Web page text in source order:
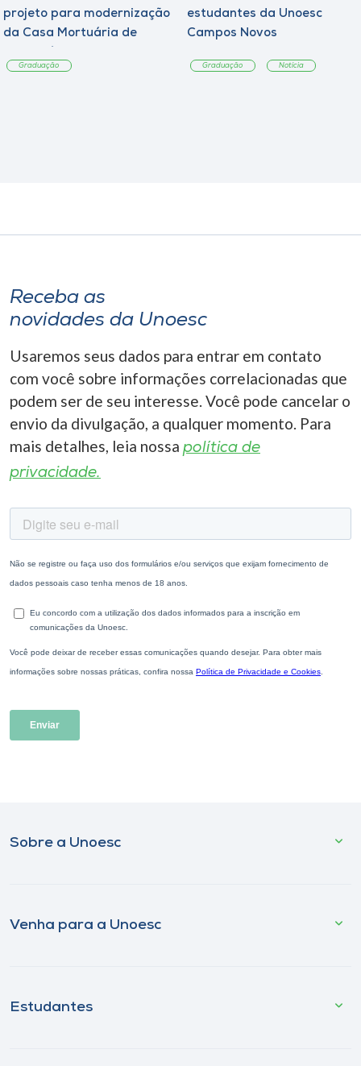
projeto para modernização
da Casa Mortuária de
Graduação
estudantes da Unoesc
Campos Novos
Graduação Notícia
Receba as
novidades da Unoesc
Usaremos seus dados para entrar em contato
com você sobre informações correlacionadas que
podem ser de seu interesse. Você pode cancelar o
envio da divulgação, a qualquer momento. Para
mais detalhes, leia nossa política de
privacidade.
Sobre a Unoesc
Venha para a Unoesc
Estudantes